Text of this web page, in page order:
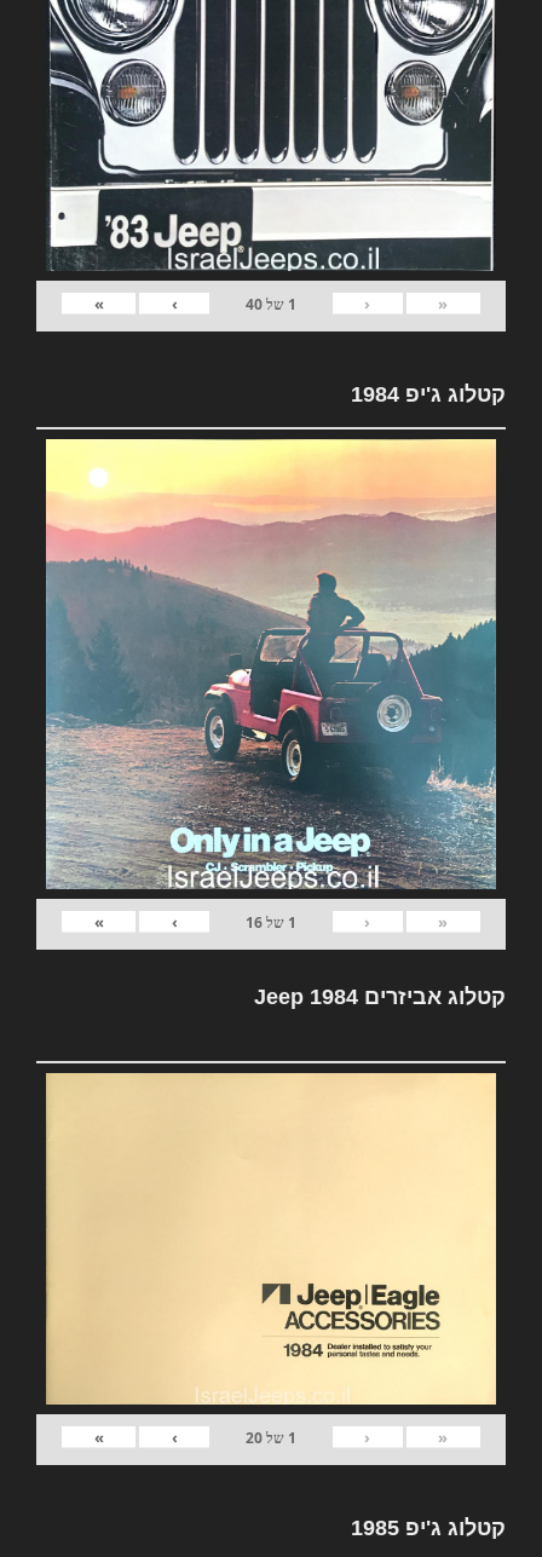
«
‹
1 של40
›
»
קטלוג ג'יפ 1984
«
‹
1 של16
›
»
קטלוג אביזרים Jeep 1984
«
‹
1 של20
›
»
קטלוג ג'יפ 1985